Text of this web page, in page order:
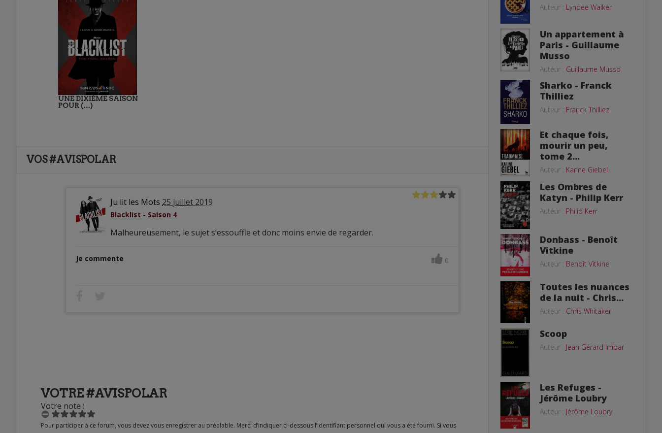
UNE DIXIÈME SAISON
POUR (…)
VOS #AVISPOLAR
Ju lit les Mots 25 juillet 2019
Blacklist - Saison 4
Malheureusement, le sujet s’essouffle et donc moins envie de regarder.
Je commente 0
VOTRE #AVISPOLAR
Votre note :
Pour participer à ce forum, vous devez vous enregistrer au préalable. Merci d’indiquer ci-dessous l’identifiant personnel qui vous a été fourni. Si vous
Auteur : Lyndee Walker
Un appartement à
Paris - Guillaume
Musso
Auteur : Guillaume Musso
Sharko - Franck
Thilliez
Auteur : Franck Thilliez
Et chaque fois,
mourir un peu,
tome 2...
Auteur : Karine Giebel
Les Ombres de
Katyn - Philip Kerr
Auteur : Philip Kerr
Donbass - Benoît
Vitkine
Auteur : Benoît Vitkine
Toutes les nuances
de la nuit - Chris...
Auteur : Chris Whitaker
Scoop
Auteur : Jean Gérard Imbar
Les Refuges -
Jérôme Loubry
Auteur : Jérôme Loubry